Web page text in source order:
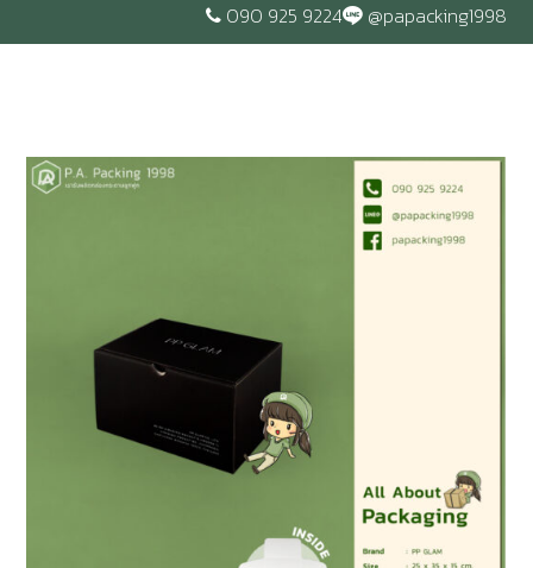
090 925 9224 @papacking1998